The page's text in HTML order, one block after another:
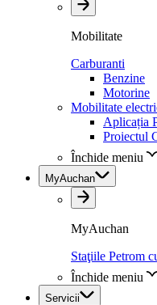
Mobilitate
Carburanti
Benzine
Motorine
Mobilitate
Aplicația
Proiectul
Închide meniu
MyAuchan
MyAuchan
Staţiile Petrom
Închide meniu
Servicii